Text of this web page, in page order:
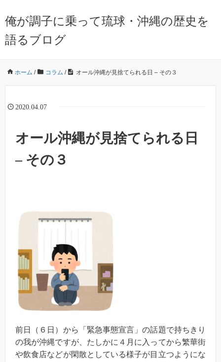
俺が調子に乗って琉球・沖縄の歴史を
語るブログ
ホーム / コラム / オール沖縄が見捨てられる日 – その３
2020.04.07
オール沖縄が見捨てられる日
– その３
前日（６日）から「緊急事態宣言」の話題で持ちきり
の我が沖縄ですが、たしかに４月に入ってから繁華街
や飲食店などが閑散としている様子が目立つようにな